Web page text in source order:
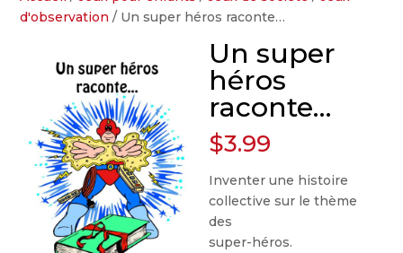
d'observation / Un super héros raconte…
Un super
héros
raconte…
$3.99
Inventer une histoire
collective sur le thème
des
super-héros.